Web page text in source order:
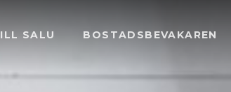
SALU BOSTADSBEVAKAREN